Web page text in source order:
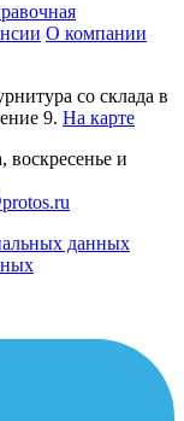
О компании
со склада в
9. На карте
и
данных